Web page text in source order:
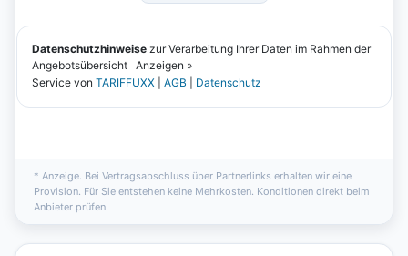
* Anzeige. Bei Vertragsabschluss über Partnerlinks erhalten wir eine
Provision. Für Sie entstehen keine Mehrkosten. Konditionen direkt beim
Anbieter prüfen.